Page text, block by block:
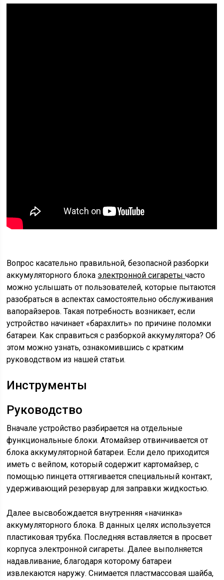
Вопрос касательно правильной, безопасной разборки
аккумуляторного блока электронной сигаретычасто
можно услышать от пользователей, которые пытаются
разобраться в аспектах самостоятельно обслуживания
вапорайзеров. Такая потребность возникает, если
устройство начинает «барахлить» по причине поломки
батареи. Как справиться с разборкой аккумулятора? Об
этом можно узнать, ознакомившись с кратким
руководством из нашей статьи.
Инструменты
Руководство
Вначале устройство разбирается на отдельные
функциональные блоки. Атомайзер отвинчивается от
блока аккумуляторной батареи. Если дело приходится
иметь с вейпом, который содержит картомайзер, с
помощью пинцета оттягивается специальный контакт,
удерживающий резервуар для заправки жидкостью.
Далее высвобождается внутренняя «начинка»
аккумуляторного блока. В данных целях используется
пластиковая трубка. Последняя вставляется в просвет
корпуса электронной сигареты. Далее выполняется
надавливание, благодаря которому батареи
извлекаются наружу. Снимается пластмассовая шайба,